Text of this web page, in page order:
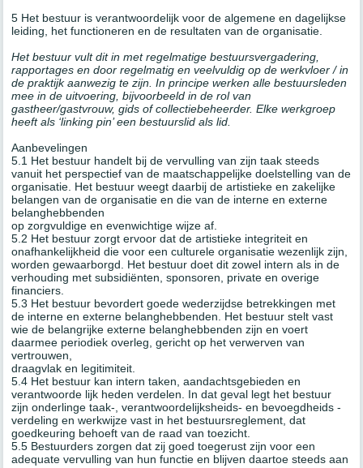
5 Het bestuur is verantwoordelijk voor de algemene en dagelijkse
leiding, het functioneren en de resultaten van de organisatie.
Het bestuur vult dit in met regelmatige bestuursvergadering,
rapportages en door regelmatig en veelvuldig op de werkvloer / in
de praktijk aanwezig te zijn. In principe werken alle bestuursleden
mee in de uitvoering, bijvoorbeeld in de rol van
gastheer/gastvrouw, gids of collectiebeheerder. Elke werkgroep
heeft als ‘linking pin’ een bestuurslid als lid.
Aanbevelingen
5.1 Het bestuur handelt bij de vervulling van zijn taak steeds
vanuit het perspectief van de maatschappelijke doelstelling van de
organisatie. Het bestuur weegt daarbij de artistieke en zakelijke
belangen van de organisatie en die van de interne en externe
belanghebbenden
op zorgvuldige en evenwichtige wijze af.
5.2 Het bestuur zorgt ervoor dat de artistieke integriteit en
onafhankelijkheid die voor een culturele organisatie wezenlijk zijn,
worden gewaarborgd. Het bestuur doet dit zowel intern als in de
verhouding met subsidiënten, sponsoren, private en overige
financiers.
5.3 Het bestuur bevordert goede wederzijdse betrekkingen met
de interne en externe belanghebbenden. Het bestuur stelt vast
wie de belangrijke externe belanghebbenden zijn en voert
daarmee periodiek overleg, gericht op het verwerven van
vertrouwen,
draagvlak en legitimiteit.
5.4 Het bestuur kan intern taken, aandachtsgebieden en
verantwoorde lijk heden verdelen. In dat geval legt het bestuur
zijn onderlinge taak-, verantwoordelijksheids- en bevoegdheids -
verdeling en werkwijze vast in het bestuursreglement, dat
goedkeuring behoeft van de raad van toezicht.
5.5 Bestuurders zorgen dat zij goed toegerust zijn voor een
adequate vervulling van hun functie en blijven daartoe steeds aan